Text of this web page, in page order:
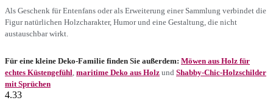
Als Geschenk für Entenfans oder als Erweiterung einer Sammlung verbindet die
Figur natürlichen Holzcharakter, Humor und eine Gestaltung, die nicht
austauschbar wirkt.
Für eine kleine Deko-Familie finden Sie außerdem: Möwen aus Holz für
echtes Küstengefühl maritime Deko aus Holz und Shabby-Chic-Holzschilder
mit Sprüchen
4.33